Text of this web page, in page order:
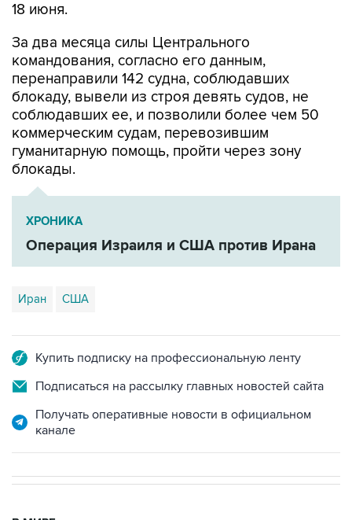
За два месяца силы Центрального
перенаправили 142 судна, соблюдавших
блокаду, вывели из строя девять судов, не
соблюдавших ее, и позволили более чем 50
коммерческим судам, перевозившим
гуманитарную помощь, пройти через зону
блокады.
ХРОНИКА
Операция Израиля и США против Ирана
Иран США
Подписаться на рассылку главных новостей сайта
Получать оперативные новости в официальном